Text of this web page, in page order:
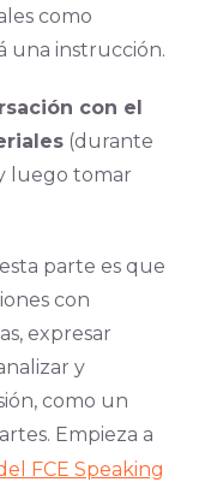
como
una instrucción.
con el
(durante
luego tomar
parte es que
con
expresar
y
como un
Empieza a
FCE Speaking